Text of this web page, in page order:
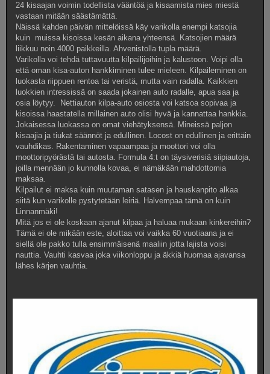
24 kisaajan voimin todellista vääntöä ja kisaamista mies miestä
vastaan mitään säästämättä.
Näissä kahden päivän mittelöissä käy varikolla enempi katsojia
kuin muissa kisoissa kesän aikana yhteensä. Katsojien määrä
liikkuu noin 4000 paikkeilla. Ahvenistolla tupla määrä.
Varikolla voi tehdä tuttavuutta kilpailijoihin ja kalustoon. Voipi olla
että oman kisa-auton hankkiminen tulee mieleen. Kilpaileminen on
luokasta riippuen rentoa tai veristä, mutta vain radalla. Kaikkien
luokkien intressissä on saada jokainen auto radalle, apua saa ja
osia löytyy. Nettiauton kilpa-auto osiosta voi katsoa sopivaa ja
kisoissa haastatella millainen auto olisi hyvä ja kannattaa hankkia.
Jokaisessa luokassa on omat viehätyksensä. Mineissä paljon
kisaajia ja tiukat säännöt ja edullinen. Locost on edullinen ja erittäin
vauhdikas. Rakentaminen vapaampaa ja moottori voi olla
moottoripyörästä tai autosta. Formula 4:t on täysiverisiä siipiautoja,
joilla mennään jo kunnolla kovaa, ei nämäkään mahdottomia
maksaa.
Kilpailut ei maksa kuin muutaman satasen ja hauskanpito alkaa
siitä kun varikolle pystytetään leiriä. Halvempaa tämä on kuin
Linnanmäki!
Mitä jos ei ole koskaan ajanut kilpaa ja haluaa mukaan kinkereihin?
Tämä ei ole mikään este, aloittaa voi vaikka 60 vuotiaana ja ei
siellä ole pakko tulla ensimmäisenä maaliin jotta lajista voisi
nauttia. Vauhti kasvaa joka viikonloppu ja äkkiä huomaa ajavansa
lähes kärjen vauhtia.